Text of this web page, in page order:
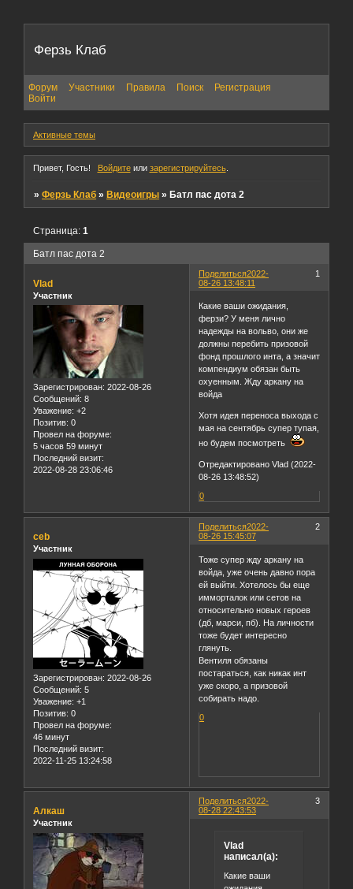
Ферзь Клаб
Форум Участники Правила Поиск
Регистрация
Войти
Активные темы
Привет, Гость! Войдитеили зарегистрируйтесь.
»Ферзь Клаб »Видеоигры »Батл пас дота 2
Батл пас дота 2
Страница:1
Поделиться 1
2022-
08-26 13:48:11
Vlad
Участник
Зарегистрирован: 2022-08-26
Сообщений: 8
Уважение: +2
Позитив: 0
Провел на форуме:
5 часов 59 минут
Последний визит:
2022-08-28 23:06:46
Какие ваши ожидания,
ферзи? У меня лично
надежды на вольво, они же
должны перебить призовой
фонд прошлого инта, а значит
компендиум обязан быть
охуенным. Жду аркану на
войда
Хотя идея переноса выхода с
мая на сентябрь супер тупая,
но будем посмотреть
Отредактировано Vlad (2022-
08-26 13:48:52)
0
Поделиться 2
2022-
08-26 15:45:07
ceb
Участник
Зарегистрирован: 2022-08-26
Сообщений: 5
Уважение: +1
Позитив: 0
Провел на форуме:
46 минут
Последний визит:
2022-11-25 13:24:58
Тоже супер жду аркану на
войда, уже очень давно пора
ей выйти. Хотелось бы еще
имморталок или сетов на
относительно новых героев
(дб, марси, пб). На личности
тоже будет интересно
глянуть.
Вентиля обязаны
постараться, как никак инт
уже скоро, а призовой
собирать надо.
0
Поделиться 3
2022-
08-28 22:43:53
Алкаш
Участник
Vlad
написал(а):
Какие ваши